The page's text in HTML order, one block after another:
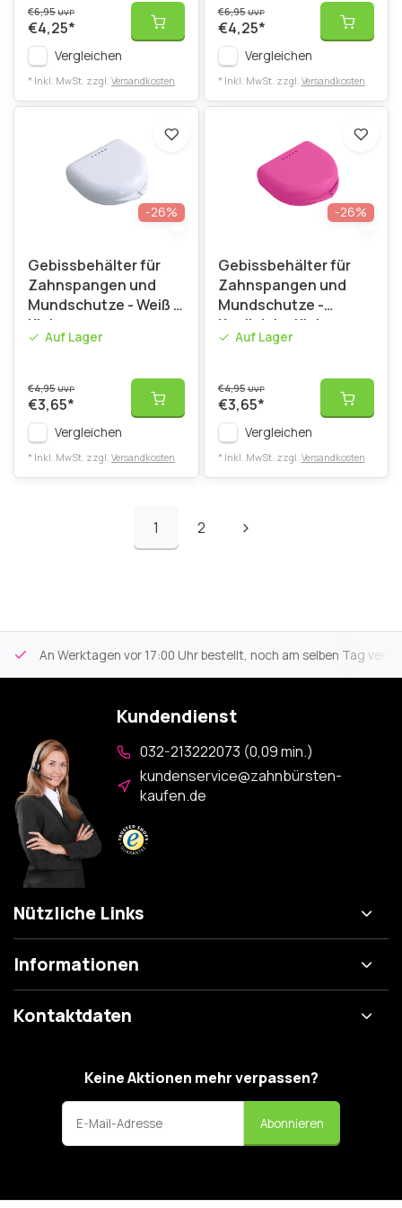
€6,95UVP
€4,25*
Vergleichen
* Inkl. MwSt. zzgl. Versandkosten
€6,95UVP
€4,25*
Vergleichen
* Inkl. MwSt. zzgl. Versandkosten
-26%
Gebissbehälter für
Zahnspangen und
Mundschutze - Weiß –
Klein
Auf Lager
€4,95UVP
€3,65*
Vergleichen
* Inkl. MwSt. zzgl. Versandkosten
-26%
Gebissbehälter für
Zahnspangen und
Mundschutze -
Knallpink – Klein
Auf Lager
€4,95UVP
€3,65*
Vergleichen
* Inkl. MwSt. zzgl. Versandkosten
1 2
An Werktagen vor 17:00 Uhr bestellt, noch am selben Tag
Kundendienst
032-213222073 (0,09 min.)
kundenservice@zahnbürsten-
kaufen.de
Nützliche Links
Informationen
Kontaktdaten
Keine Aktionen mehr verpassen?
Abonnieren